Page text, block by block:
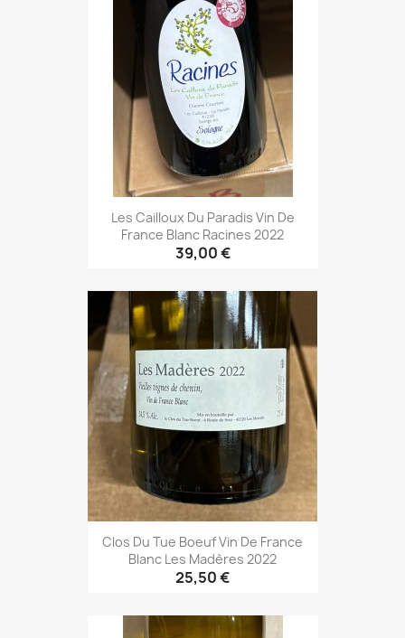
Les Cailloux Du Paradis Vin De
France Blanc Racines 2022
39,00 €
Clos Du Tue Boeuf Vin De France
Blanc Les Madères 2022
25,50 €